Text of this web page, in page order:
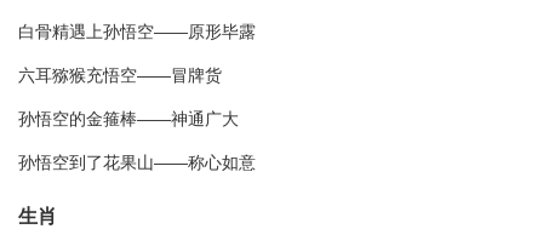
白骨精遇上孙悟空――原形毕露
六耳猕猴充悟空――冒牌货
孙悟空的金箍棒――神通广大
孙悟空到了花果山――称心如意
生肖